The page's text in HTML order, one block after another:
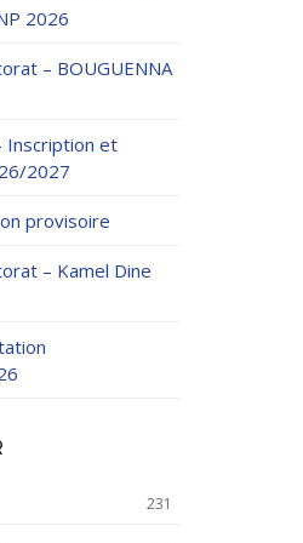
2026
– BOUGUENNA
Inscription et
2027
provisoire
– Kamel Dine
231